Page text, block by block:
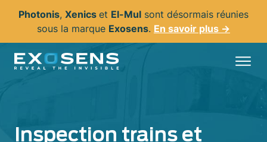
principal
Photonis, Xenics et El-Mul sont désormais réunies
sous la marque Exosens. En savoir plus →
Inspection trains et